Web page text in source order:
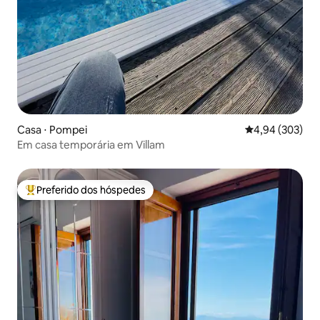
Casa ⋅ Pompei 4,94 de uma
4,94 (303)
Em casa temporária em Villam
Entre os melhores preferidos dos hóspedes
Preferido dos hóspedes